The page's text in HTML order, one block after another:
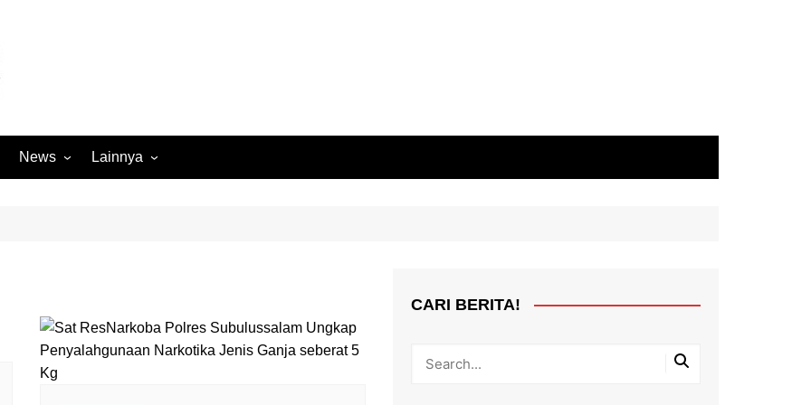
News
Megapolitan
Nasional
Ormas
Lainnya
CARI BERITA!